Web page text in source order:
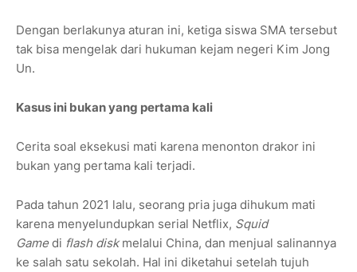
Dengan berlakunya aturan ini, ketiga siswa SMA tersebut
tak bisa mengelak dari hukuman kejam negeri Kim Jong
Un.
Kasus ini bukan yang pertama kali
Cerita soal eksekusi mati karena menonton drakor ini
bukan yang pertama kali terjadi.
Pada tahun 2021 lalu, seorang pria juga dihukum mati
karena menyelundupkan serial Netflix, Squid
Gamedi flash diskmelalui China, dan menjual salinannya
ke salah satu sekolah. Hal ini diketahui setelah tujuh